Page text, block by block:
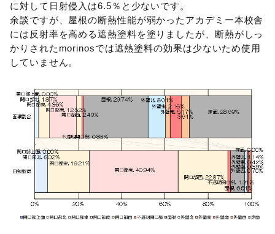
に対して日射侵入は6.5％と少ないです。
余談ですが、屋根の断熱性能が弱かったアカデミー本校舎
には反射率を高める遮熱塗料を塗りましたが、断熱がしっ
かりされたmorinosでは遮熱塗料の効果は少ないため使用
していません。